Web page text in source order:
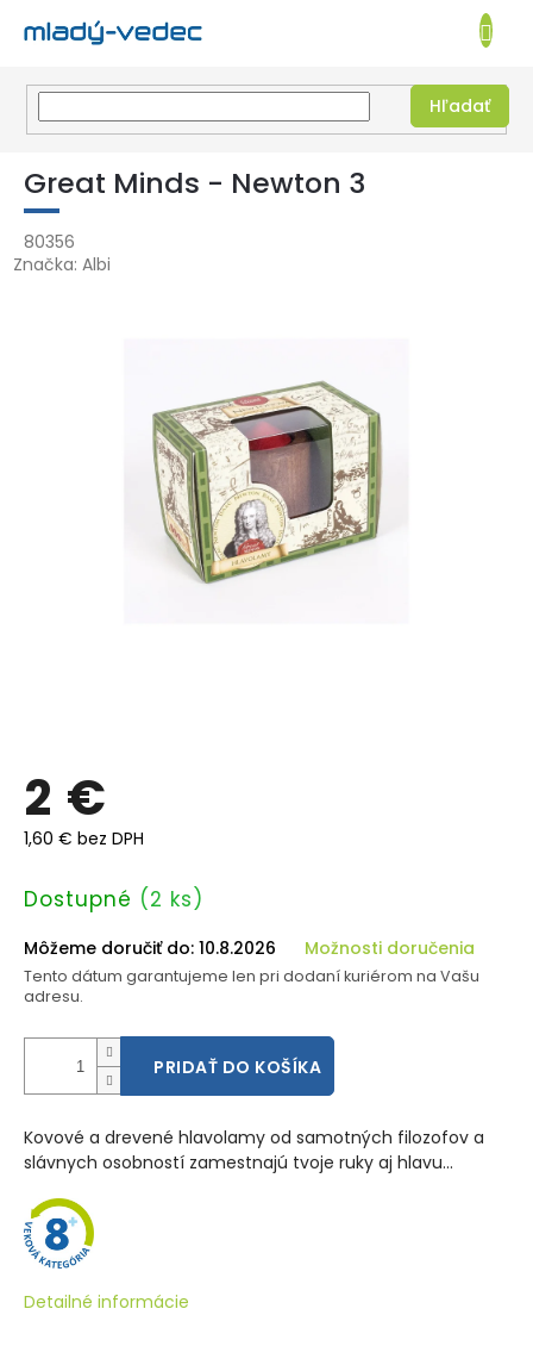
Prejsť
obsah
EUR
Hľadať
KOŠÍK
Great Minds - Newton 3
80356
Značka: Albi
2 €
1,60 € bez DPH
Jednotková
Dostupné (2 ks)
Môžeme doručiť do: 10.8.2026 Možnosti doručenia
Tento dátum garantujeme len pri dodaní kuriérom na Vašu
adresu.
PRIDAŤ DO KOŠÍKA
Kovové a drevené hlavolamy od samotných filozofov a
slávnych osobností zamestnajú tvoje ruky aj hlavu...
Detailné informácie